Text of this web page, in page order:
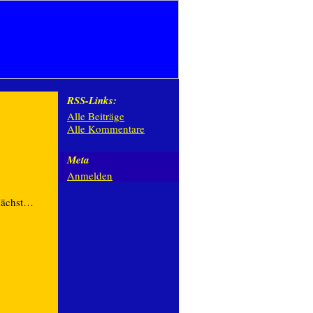
RSS-Links:
Alle Beiträge
Alle Kommentare
Meta
Anmelden